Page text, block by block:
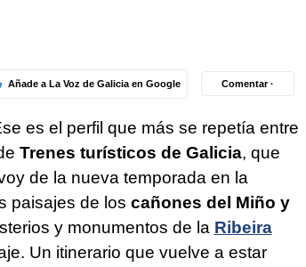
Añade a La Voz de Galicia en Google Comentar ·
es el perfil que más se repetía entre
Trenes turísticos de Galicia, que
de la nueva temporada en la
paisajes de los cañones del Miño y
y monumentos de la Ribeira
Un itinerario que vuelve a estar